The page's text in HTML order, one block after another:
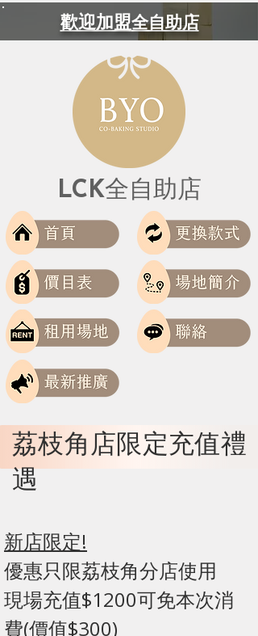
歡迎加盟全自助店
LCK全自助店
荔枝角店限定充值禮
遇
新店限定!
優惠只限荔枝角分店使用
現場充值$1200可免本次消
費(價值$300)